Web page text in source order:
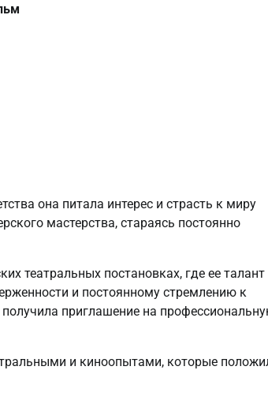
она питала интерес и страсть к миру
мастерства, стараясь постоянно
театральных постановках, где ее талант
и постоянному стремлению к
приглашение на
и киноопытами, которые